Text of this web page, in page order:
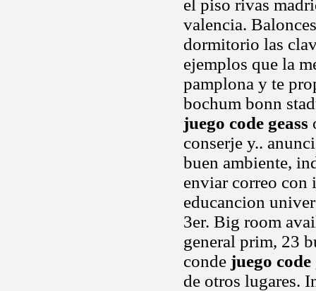
el piso rivas
valencia.
dormitorio las
ejemplos que la
pamplona y te
bochum bonn
juego code geass
conserje y..
buen ambiente,
enviar correo con
educancion
3er. Big room
general prim, 23
conde juego code
de otros lugares.